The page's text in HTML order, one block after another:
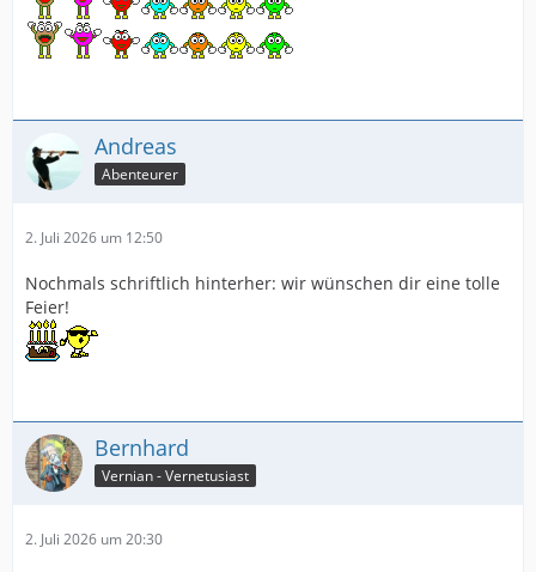
Andreas
Abenteurer
2. Juli 2026 um 12:50
Nochmals schriftlich hinterher: wir wünschen dir eine tolle
Feier!
Bernhard
Vernian - Vernetusiast
2. Juli 2026 um 20:30